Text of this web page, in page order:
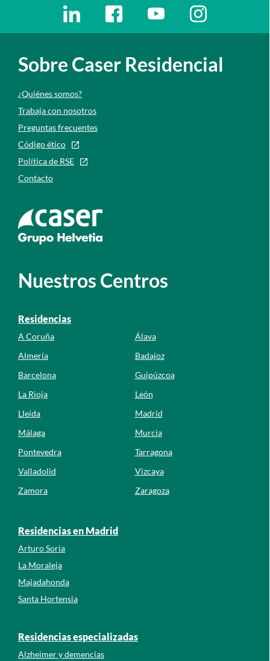
Ir a a la red social. Abre ventana nueva
Ir a a la red social. Abre ventana
Ir a a la red social. Abre
Ir a a la red
Sobre Caser Residencial
¿Quiénes somos?
Trabaja con nosotros
Preguntas frecuentes
Código ético
Política de RSE
Contacto
Ir a la web de caser
Nuestros Centros
Residencias
A Coruña
Álava
Almería
Badajoz
Barcelona
Guipúzcoa
La Rioja
León
Lleida
Madrid
Málaga
Murcia
Pontevedra
Tarragona
Valladolid
Vizcaya
Zamora
Zaragoza
Residencias en Madrid
Arturo Soria
La Moraleja
Majadahonda
Santa Hortensia
Residencias especializadas
Alzheimer y demencias